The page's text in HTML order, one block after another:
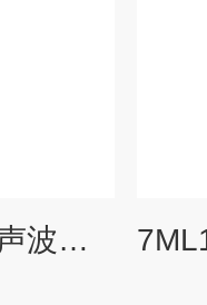
7ML1118-0BA30超声波物位计污泥界面仪